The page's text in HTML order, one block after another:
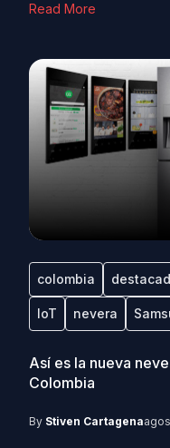
Read More
colombia
IoT nevera
Así es la nueva
Colombia
By Stiven Cartagena